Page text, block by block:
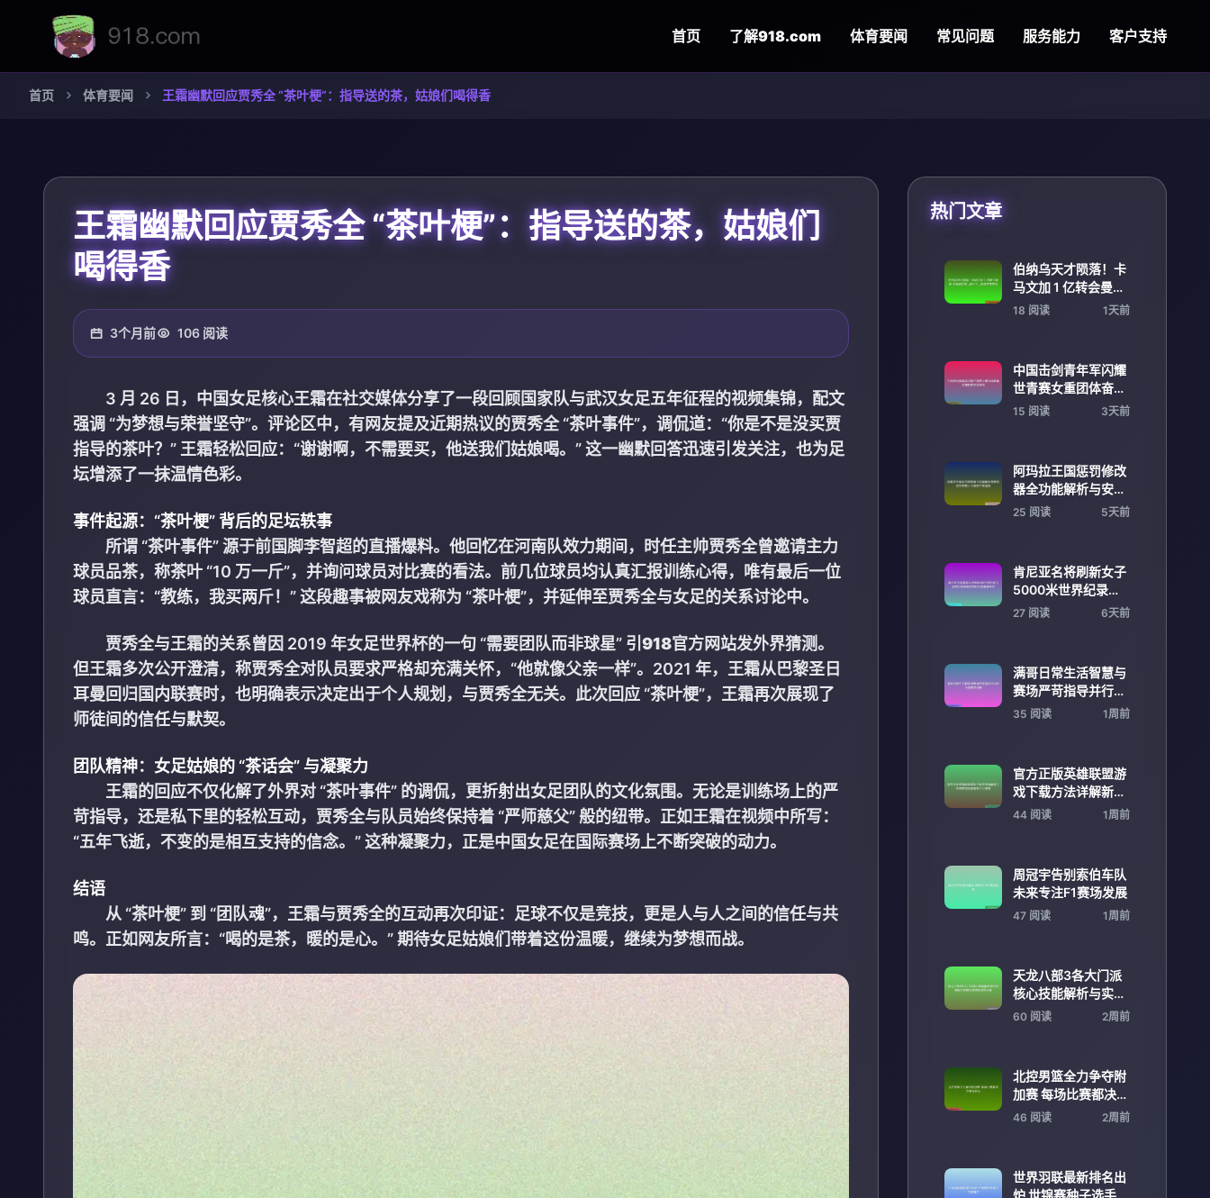
首页 了解918.com 体育要闻 常见问题 服务能力 客户支持
首页 体育要闻 王霜幽默回应贾秀全 “茶叶梗”：指导送的茶，姑娘们喝得香
王霜幽默回应贾秀全 “茶叶梗”：指导送的茶，姑娘们
喝得香
3个月前 106 阅读
3 月 26 日，中国女足核心王霜在社交媒体分享了一段回顾国家队与武汉女足五年征程的视频集锦，配文
强调 “为梦想与荣誉坚守”。评论区中，有网友提及近期热议的贾秀全 “茶叶事件”，调侃道：“你是不是没买贾
指导的茶叶？” 王霜轻松回应：“谢谢啊，不需要买，他送我们姑娘喝。” 这一幽默回答迅速引发关注，也为足
坛增添了一抹温情色彩。
事件起源：“茶叶梗” 背后的足坛轶事
所谓 “茶叶事件” 源于前国脚李智超的直播爆料。他回忆在河南队效力期间，时任主帅贾秀全曾邀请主力
球员品茶，称茶叶 “10 万一斤”，并询问球员对比赛的看法。前几位球员均认真汇报训练心得，唯有最后一位
球员直言：“教练，我买两斤！” 这段趣事被网友戏称为 “茶叶梗”，并延伸至贾秀全与女足的关系讨论中。
贾秀全与王霜的关系曾因 2019 年女足世界杯的一句 “需要团队而非球星” 引 918官方网站发外界猜测。
但王霜多次公开澄清，称贾秀全对队员要求严格却充满关怀，“他就像父亲一样”。2021 年，王霜从巴黎圣日
耳曼回归国内联赛时，也明确表示决定出于个人规划，与贾秀全无关。此次回应 “茶叶梗”，王霜再次展现了
师徒间的信任与默契。
团队精神：女足姑娘的 “茶话会” 与凝聚力
王霜的回应不仅化解了外界对 “茶叶事件” 的调侃，更折射出女足团队的文化氛围。无论是训练场上的严
苛指导，还是私下里的轻松互动，贾秀全与队员始终保持着 “严师慈父” 般的纽带。正如王霜在视频中所写：
“五年飞逝，不变的是相互支持的信念。” 这种凝聚力，正是中国女足在国际赛场上不断突破的动力。
结语
从 “茶叶梗” 到 “团队魂”，王霜与贾秀全的互动再次印证：足球不仅是竞技，更是人与人之间的信任与共
鸣。正如网友所言：“喝的是茶，暖的是心。” 期待女足姑娘们带着这份温暖，继续为梦想而战。
热门文章
伯纳乌天才陨落！卡
马文加 1 亿转会曼城
瓜迪奥拉成 _救世主_
18 阅读 1天前
中国击剑青年军闪耀
世青赛女重团体奋勇
拼搏斩获亚军佳绩
15 阅读 3天前
阿玛拉王国惩罚修改
器全功能解析与安装
使用攻略大全最新下
25 阅读 5天前
肯尼亚名将刷新女子
5000米世界纪录引
发田径格局震荡与时
27 阅读 6天前
满哥日常生活智慧与
赛场严苛指导并行的
全能教练故事
35 阅读 1周前
官方正版英雄联盟游
戏下载方法详解新手
快速安装指南最新平
44 阅读 1周前
周冠宇告别索伯车队
未来专注F1赛场发展
47 阅读 1周前
天龙八部3各大门派
核心技能解析与实战
搭配全攻略深度进阶
60 阅读 2周前
北控男篮全力争夺附
加赛 每场比赛都决定
晋级命运
46 阅读 2周前
世界羽联最新排名出
炉 世锦赛种子选手名